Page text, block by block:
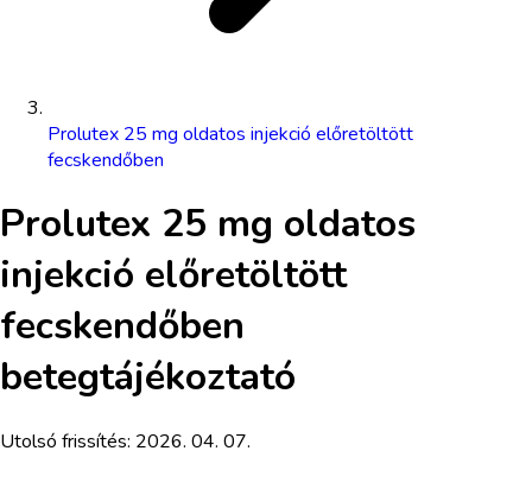
Prolutex 25 mg oldatos injekció előretöltött
fecskendőben
Prolutex 25 mg oldatos
injekció előretöltött
fecskendőben
betegtájékoztató
Utolsó frissítés: 2026. 04. 07.